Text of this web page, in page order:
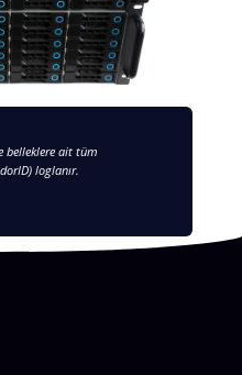
belleklere ait tüm
loglanır.